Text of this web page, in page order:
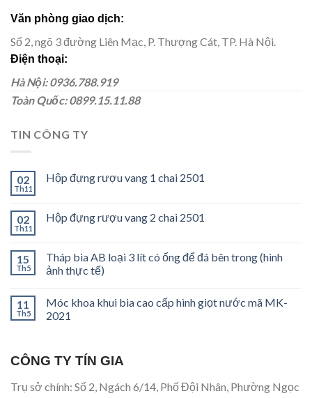
Văn phòng giao dịch:
Số 2, ngõ 3 đường Liên Mạc, P. Thượng Cát, TP. Hà Nội.
Điện thoại:
Hà Nội: 0936.788.919
Toàn Quốc: 0899.15.11.88
TIN CÔNG TY
02
Th11
Hộp đựng rượu vang 1 chai 2501
02
Th11
Hộp đựng rượu vang 2 chai 2501
15
Th5
Tháp bia AB loại 3 lít có ống để đá bên trong (hình
ảnh thực tế)
11
Th5
Móc khoa khui bia cao cấp hình giọt nước mã MK-
2021
CÔNG TY TÍN GIA
Trụ sở chính: Số 2, Ngách 6/14, Phố Đội Nhân, Phường Ngọc